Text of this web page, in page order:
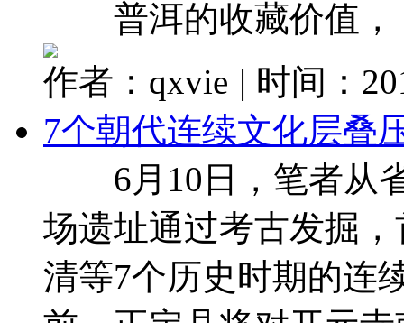
普洱的收藏价值
作者：qxvie | 时间：
7个朝代连续文化层叠
6月10日，笔者从省
场遗址通过考古发掘
清等7个历史时期的连